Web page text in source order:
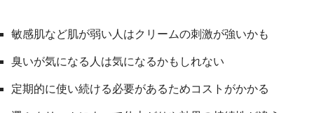
敏感肌など肌が弱い人はクリームの刺激が強いかも
臭いが気になる人は気になるかもしれない
定期的に使い続ける必要があるためコストがかかる